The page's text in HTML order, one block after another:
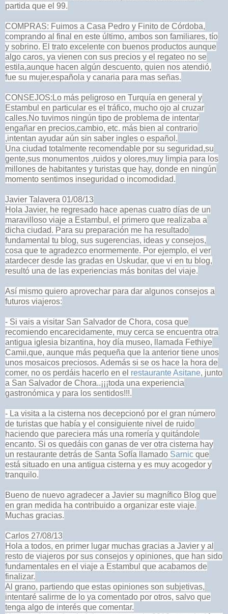
partida que el 99.
COMPRAS: Fuimos a Casa Pedro y Finito de Córdoba,
comprando al final en este último, ambos son familiares, tío
y sobrino. El trato excelente con buenos productos aunque
algo caros, ya vienen con sus precios y el regateo no se
estila,aunque hacen algún descuento, quien nos atendió,
fue su mujer,española y canaria para mas señas.
CONSEJOS:Lo más peligroso en Turquía en general y
Estambul en particular es el tráfico, mucho ojo al cruzar
calles.No tuvimos ningún tipo de problema de intentar
engañar en precios,cambio, etc. más bien al contrario
,intentan ayudar aún sin saber ingles o español.
Una ciudad totalmente recomendable por su seguridad,su
gente,sus monumentos ,ruidos y olores,muy limpia para los
millones de habitantes y turistas que hay, donde en ningún
momento sentimos inseguridad o incomodidad.
Javier Talavera 01/08/13
Hola Javier, he regresado hace apenas cuatro días de un
maravilloso viaje a Estambul, el primero que realizaba a
dicha ciudad. Para su preparación me ha resultado
fundamental tu blog, sus sugerencias, ideas y consejos,
cosa que te agradezco enormemente. Por ejemplo, el ver
atardecer desde las gradas en Uskudar, que vi en tu blog,
resultó una de las experiencias más bonitas del viaje.
Así mismo quiero aprovechar para dar algunos consejos a
futuros viajeros:
- Si vais a visitar San Salvador de Chora, cosa que
recomiendo encarecidamente, muy cerca se encuentra otra
antigua iglesia bizantina, hoy día museo, llamada Fethiye
Camii,que, aunque más pequeña que la anterior tiene unos
unos mosaicos preciosos. Además si se os hace la hora de
comer, no os perdáis hacerlo en el restaurante Asitane, junto
a San Salvador de Chora..¡¡¡toda una experiencia
gastronómica y para los sentidos!!!.
- La visita a la cisterna nos decepcionó por el gran número
de turistas que había y el consiguiente nivel de ruido
haciendo que pareciera más una romería y quitándole
encanto. Si os quedáis con ganas de ver otra cisterna hay
un restaurante detrás de Santa Sofía llamado Sarnic que
está situado en una antigua cisterna y es muy acogedor y
tranquilo.
Bueno de nuevo agradecer a Javier su magnífico Blog que
en gran medida ha contribuido a organizar este viaje.
Muchas gracias.
Carlos 27/08/13
Hola a todos, en primer lugar muchas gracias a Javier y al
resto de viajeros por sus consejos y opiniones, que han sido
fundamentales en el viaje a Estambul que acabamos de
finalizar.
Al grano, partiendo que estas opiniones son subjetivas,
intentaré salirme de lo ya comentado por otros, salvo que
tenga algo de interés que comentar.